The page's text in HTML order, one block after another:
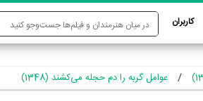
کاربران
عوامل گربه را دم حجله می‌کشند (1348)